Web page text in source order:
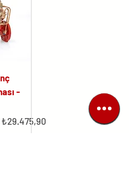
-
İndirimli Fiyat
₺29.475,90